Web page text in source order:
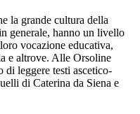
la grande cultura della
generale, hanno un livello
vocazione educativa,
e altrove. Alle Orsoline
di leggere testi ascetico-
di Caterina da Siena e